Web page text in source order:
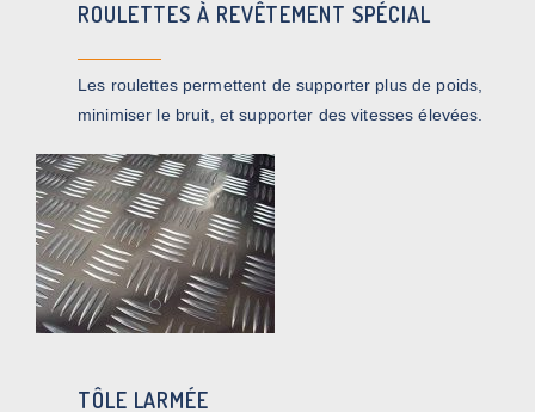
ROULETTES À REVÊTEMENT SPÉCIAL
Les roulettes permettent de supporter plus de poids,
minimiser le bruit, et supporter des vitesses élevées.
TÔLE LARMÉE